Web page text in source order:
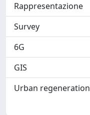
Rappresentazione
Survey
6G
GIS
Urban regeneration